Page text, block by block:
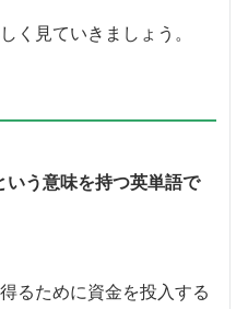
く見ていきましょう。
う意味を持つ英単語で
るために資金を投入する